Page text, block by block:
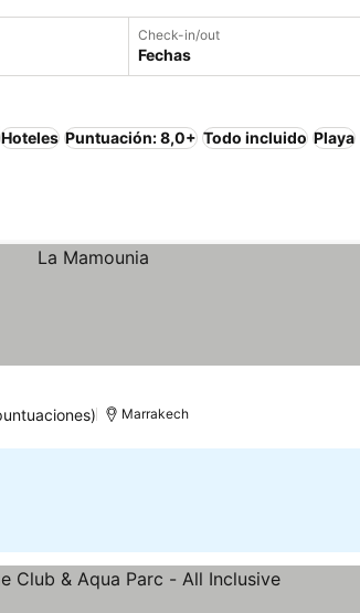
Check-in/out
Fechas
Hoteles Puntuación: 8,0+ Todo incluido Playa
Marrakech